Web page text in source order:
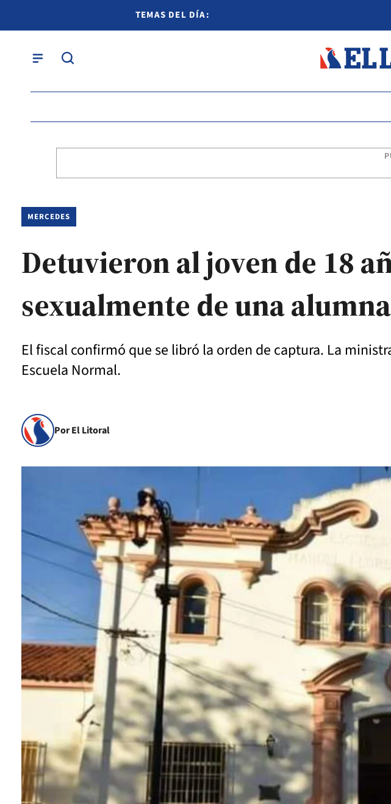
TEMAS DEL DÍA:
MERCEDES
Detuvieron al joven de 18
sexualmente de una alumna
El fiscal confirmó que se libró la orden de captura. La
Escuela Normal.
Por El Litoral